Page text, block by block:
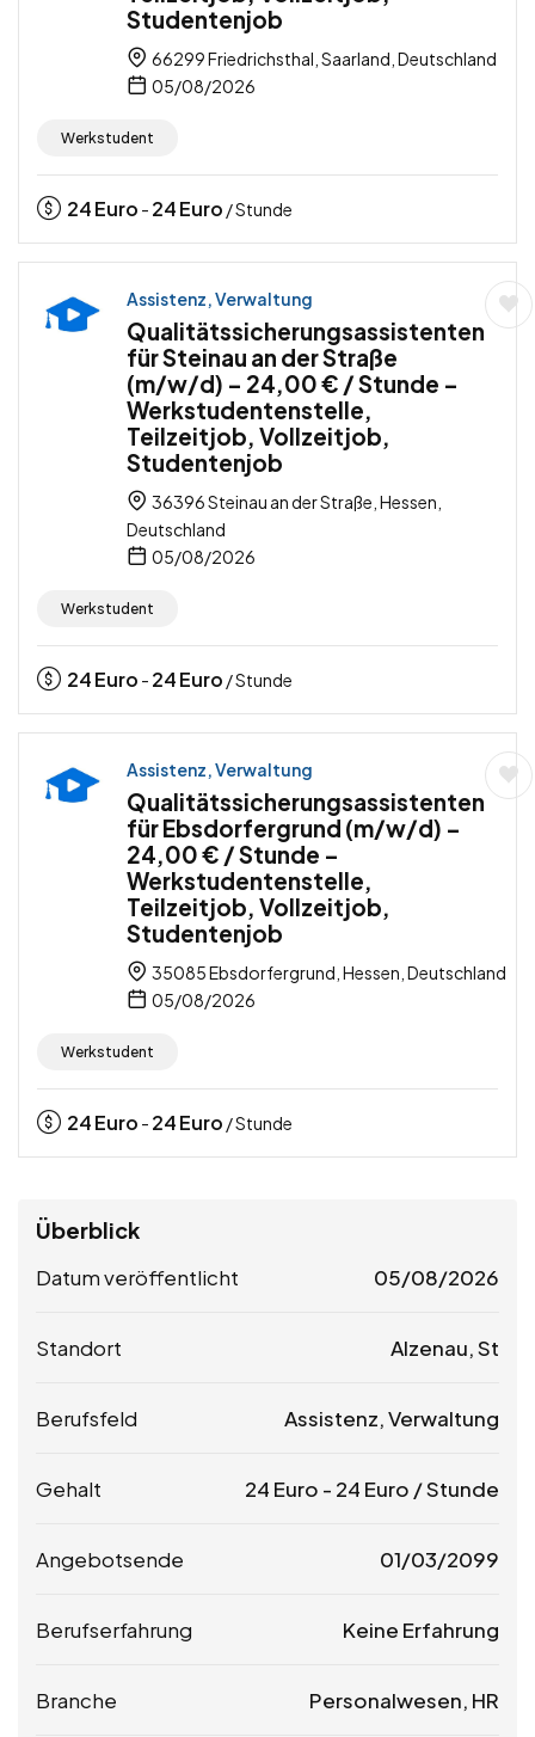
Studentenjob
66299 Friedrichsthal, Saarland, Deutschland
05/08/2026
Werkstudent
24Euro - 24Euro / Stunde
Assistenz, Verwaltung
Qualitätssicherungsassistenten
für Steinau an der Straße
(m/w/d) – 24,00 € / Stunde –
Werkstudentenstelle,
Teilzeitjob, Vollzeitjob,
Studentenjob
36396 Steinau an der Straße, Hessen,
Deutschland
05/08/2026
Werkstudent
24Euro - 24Euro / Stunde
Assistenz, Verwaltung
Qualitätssicherungsassistenten
für Ebsdorfergrund (m/w/d) –
24,00 € / Stunde –
Werkstudentenstelle,
Teilzeitjob, Vollzeitjob,
Studentenjob
35085 Ebsdorfergrund, Hessen, Deutschland
05/08/2026
Werkstudent
24Euro - 24Euro / Stunde
Überblick
Datum veröffentlicht 05/08/2026
Standort Alzenau, St
Berufsfeld Assistenz, Verwaltung
Gehalt 24 Euro - 24 Euro / Stunde
Angebotsende 01/03/2099
Berufserfahrung Keine Erfahrung
Branche Personalwesen, HR